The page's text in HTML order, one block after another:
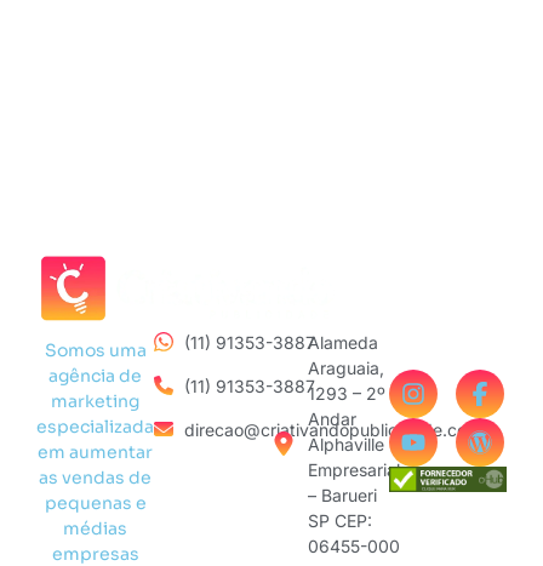
Somos uma
agência de
marketing
especializada
em aumentar
as vendas de
pequenas e
médias
empresas
(11) 91353-3887
(11) 91353-3887
direcao@criativandopublicidade.com
Alameda
Araguaia,
1293 – 2º
Andar
Alphaville
Empresarial
– Barueri
SP CEP:
06455-000